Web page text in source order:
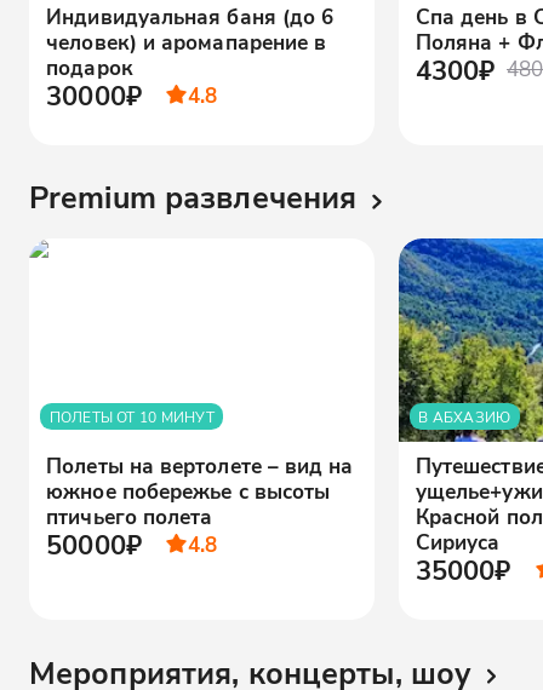
Индивидуальная баня (до 6
человек) и аромапарение в
подарок
30000₽ 4.8
Спа день в
Поляна +
4300₽
Premium развлечения
ПОЛЕТЫ ОТ 10 МИНУТ
Полеты на вертолете – вид на
южное побережье с высоты
птичьего полета
50000₽ 4.8
В АБХАЗИЮ
Красной
Сириуса
35000₽
Мероприятия, концерты, шоу